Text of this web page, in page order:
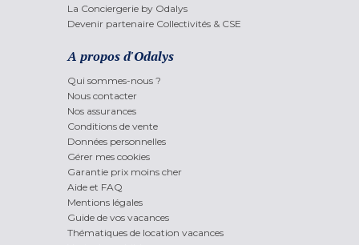
La Conciergerie by Odalys
Devenir partenaire Collectivités & CSE
A propos d'Odalys
Qui sommes-nous ?
Nous contacter
Nos assurances
Conditions de vente
Données personnelles
Gérer mes cookies
Garantie prix moins cher
Aide et FAQ
Mentions légales
Guide de vos vacances
Thématiques de location vacances